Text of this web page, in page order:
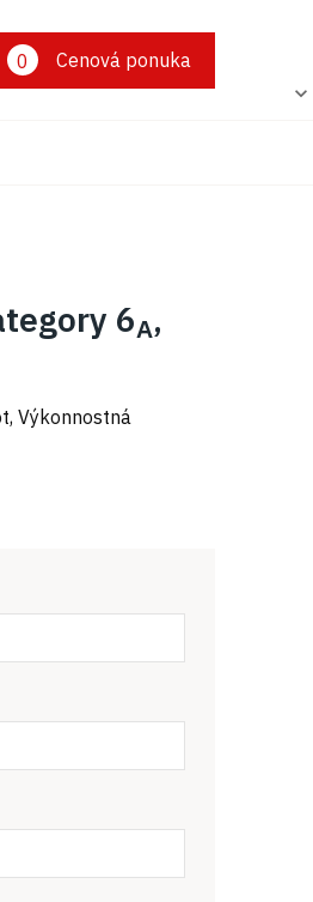
0 Cenová ponuka
6A,
Výkonnostná